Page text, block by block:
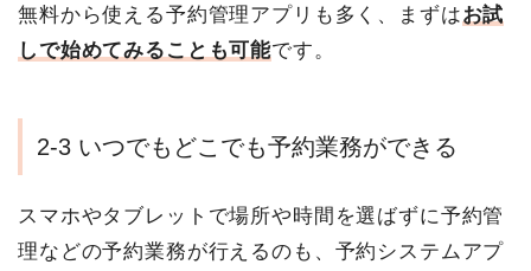
無料から使える予約管理アプリも多く、まずはお試
しで始めてみることも可能です。
2-3 いつでもどこでも予約業務ができる
スマホやタブレットで場所や時間を選ばずに予約管
理などの予約業務が行えるのも、予約システムアプ